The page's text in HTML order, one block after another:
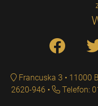
Francuska 3 • 11000
2620-946
Telefon: